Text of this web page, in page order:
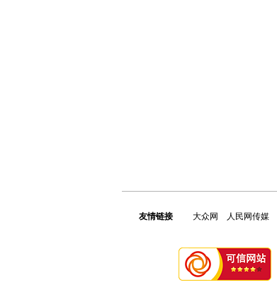
友情链接 大众网 人民网传媒